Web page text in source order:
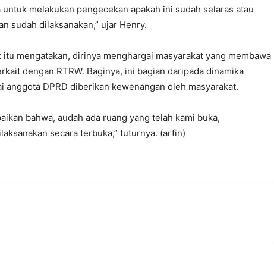
melakukan pengecekan apakah ini sudah selaras atau
sudah dilaksanakan,” ujar Henry.
mengatakan, dirinya menghargai masyarakat yang membawa
dengan RTRW. Baginya, ini bagian daripada dinamika
anggota DPRD diberikan kewenangan oleh masyarakat.
bahwa, audah ada ruang yang telah kami buka,
secara terbuka,” tuturnya. (arfin)